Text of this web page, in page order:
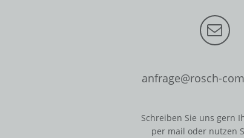
anfrage@rosch-
Schreiben Sie uns gern
per mail oder nutzen